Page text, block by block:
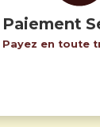
Paiement
Payez en toute